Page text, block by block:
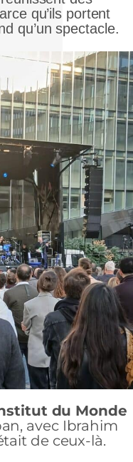
qu’ils portent
qu’un spectacle.
du Monde
avec Ibrahim
de ceux-là.